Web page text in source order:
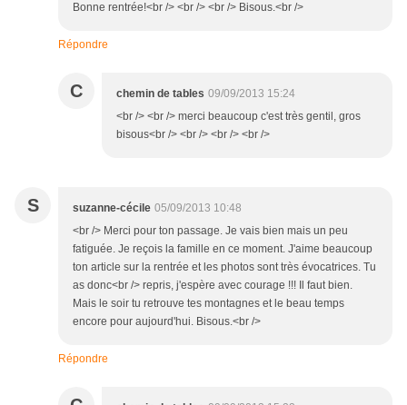
Bonne rentrée!<br /> <br /> <br /> Bisous.<br />
Répondre
C chemin de tables 09/09/2013 15:24
<br /> <br /> merci beaucoup c'est très gentil, gros
bisous<br /> <br /> <br /> <br />
S suzanne-cécile 05/09/2013 10:48
<br /> Merci pour ton passage. Je vais bien mais un peu
fatiguée. Je reçois la famille en ce moment. J'aime beaucoup
ton article sur la rentrée et les photos sont très évocatrices. Tu
as donc<br /> repris, j'espère avec courage !!! Il faut bien.
Mais le soir tu retrouve tes montagnes et le beau temps
encore pour aujourd'hui. Bisous.<br />
Répondre